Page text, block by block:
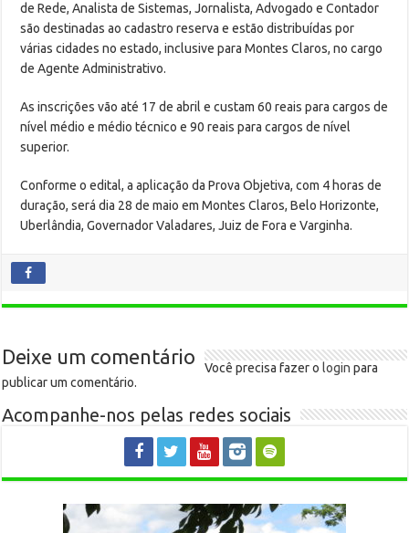
de Rede, Analista de Sistemas, Jornalista, Advogado e Contador
são destinadas ao cadastro reserva e estão distribuídas por
várias cidades no estado, inclusive para Montes Claros, no cargo
de Agente Administrativo.
As inscrições vão até 17 de abril e custam 60 reais para cargos de
nível médio e médio técnico e 90 reais para cargos de nível
superior.
Conforme o edital, a aplicação da Prova Objetiva, com 4 horas de
duração, será dia 28 de maio em Montes Claros, Belo Horizonte,
Uberlândia, Governador Valadares, Juiz de Fora e Varginha.
Deixe um comentário Você precisa fazer o login para
publicar um comentário.
Acompanhe-nos pelas redes sociais